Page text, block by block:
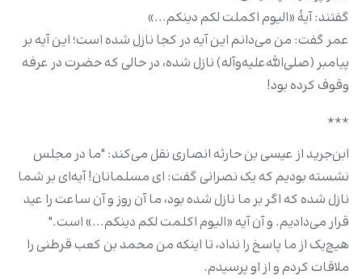
گفتند: آیۀ «الیوم اکملت لکم دینکم...»
عمر گفت: من می‌دانم این آیه در کجا نازل شده است؛ این آیه بر
پیامبر (صلی‌الله‌علیه‌وآله) نازل شده، در حالی که حضرت در عرفه
وقوف کرده بود!
***
ابن‌‌جرید از عیسی بن حارثه انصاری نقل می‌کند: "ما در مجلس
نشسته بودیم که یک نصرانی گفت: ای مسلمانان! آیه‌‌ای بر شما
نازل شده که اگر بر ما نازل شده بود، ما آن روز و آن ساعت را عید
قرار می‌دادیم. و آن آیه «الیوم اکلمت لکم دینکم...» است."
هیچ‌یک از ما پاسخ را نداد، تا اینکه من محمد بن کعب قرطنی را
ملاقات کردم و از او پرسیدم.